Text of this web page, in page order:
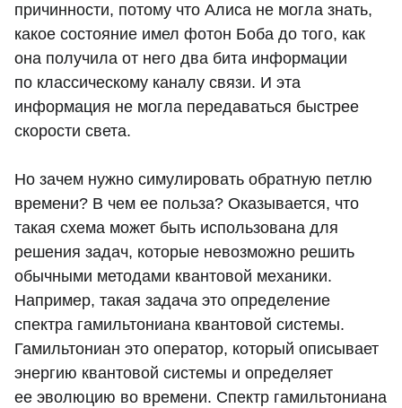
причинности, потому что Алиса не могла знать,
какое состояние имел фотон Боба до того, как
она получила от него два бита информации
по классическому каналу связи. И эта
информация не могла передаваться быстрее
скорости света.
Но зачем нужно симулировать обратную петлю
времени? В чем ее польза? Оказывается, что
такая схема может быть использована для
решения задач, которые невозможно решить
обычными методами квантовой механики.
Например, такая задача это определение
спектра гамильтониана квантовой системы.
Гамильтониан это оператор, который описывает
энергию квантовой системы и определяет
ее эволюцию во времени. Спектр гамильтониана